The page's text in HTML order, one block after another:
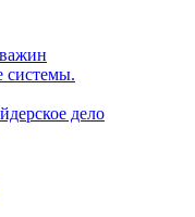
системы.
дело